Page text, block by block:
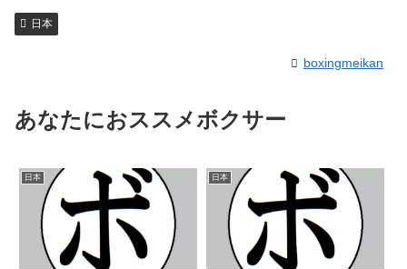
日本
boxingmeikan
あなたにおススメボクサー
日本 日本